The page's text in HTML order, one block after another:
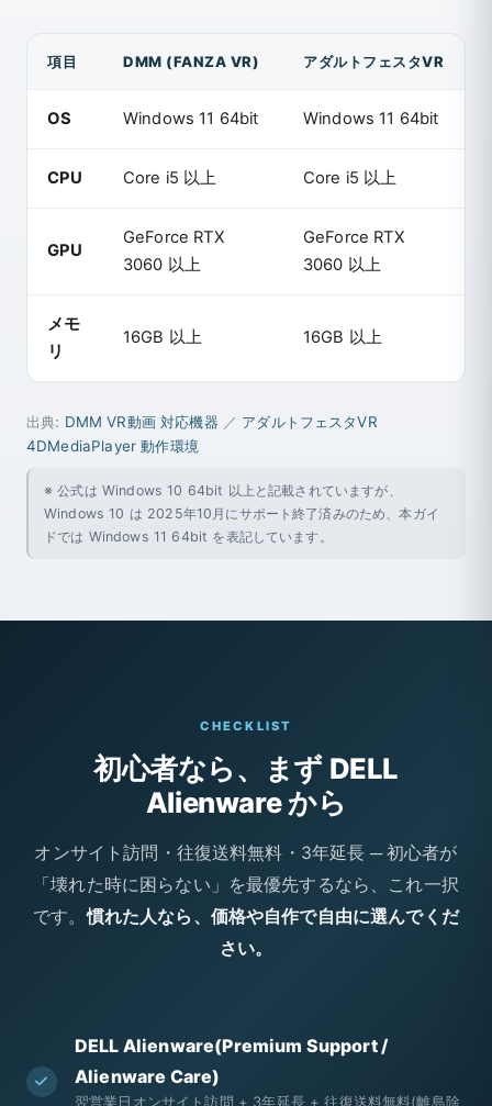
項目 DMM (FANZA VR) アダルトフェスタVR
OS Windows 11 64bit Windows 11 64bit
CPU Core i5 以上 Core i5 以上
GPU
GeForce RTX
3060 以上
GeForce RTX
3060 以上
メモ
リ
16GB 以上 16GB 以上
出典: DMM VR動画 対応機器 ／ アダルトフェスタVR
4DMediaPlayer 動作環境
※ 公式は Windows 10 64bit 以上と記載されていますが、
Windows 10 は 2025年10月にサポート終了済みのため、本ガイ
ドでは Windows 11 64bit を表記しています。
CHECKLIST
初心者なら、まず DELL
Alienware から
オンサイト訪問・往復送料無料・3年延長 ─ 初心者が
「壊れた時に困らない」を最優先するなら、これ一択
です。慣れた人なら、価格や自作で自由に選んでくだ
さい。
DELL Alienware(Premium Support /
Alienware Care)
翌営業日オンサイト訪問 + 3年延長 + 往復送料無料(離島除